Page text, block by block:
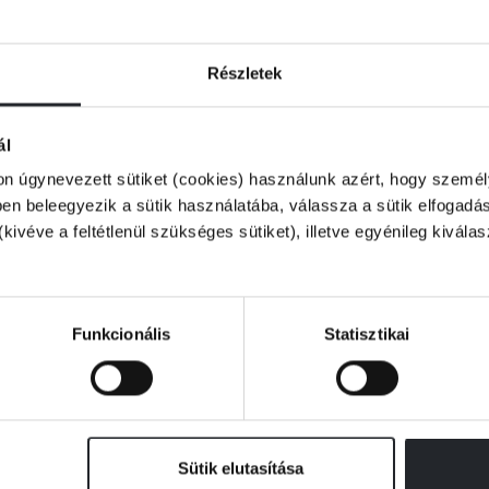
Részletek
úgynevezett sütiket (cookies) használunk azért, hogy
beleegyezik a sütik használatába, válassza a sütik
a feltétlenül szükséges sütiket), illetve egyénileg
Funkcionális Statisztikai
Sütik elutasítása
való!
valakik ellopják egy idős hölgy
a gyönyörű szőttes egy ősi rejtély
felfedező hagyott örökül. Aki megfejti a
Angyalai nem hagyhatják, hogy a
a mesés Alabástromkerten át